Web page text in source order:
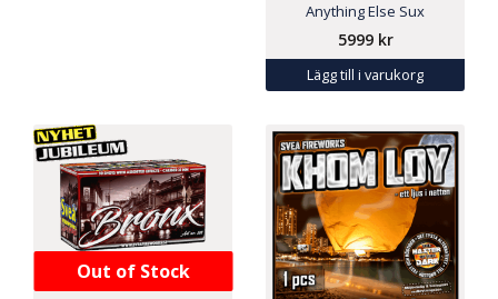
Anything Else Sux
5999 kr
Lägg till i varukorg
Out of Stock